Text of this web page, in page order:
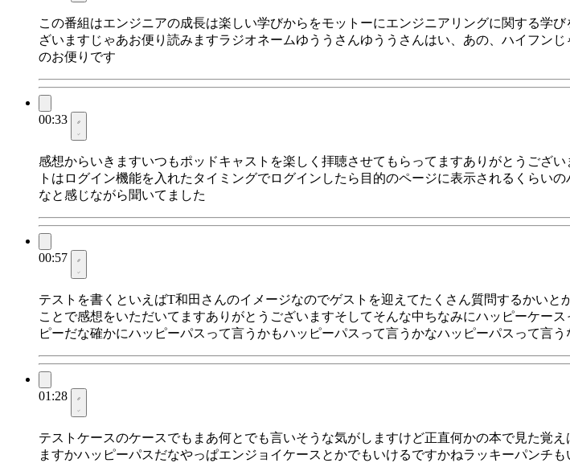
この番組はエンジニアの成長は楽しい学びからをモットーにエンジニアリングに関する学
ざいますじゃあお便り読みますラジオネームゆううさんゆううさんはい、あの、ハイフン
のお便りです
00:33
感想からいきますいつもポッドキャストを楽しく拝聴させてもらってますありがとうござ
トはログイン機能を入れたタイミングでログインしたら目的のページに表示されるくら
なと感じながら聞いてました
00:57
テストを書くといえばT和田さんのイメージなのでゲストを迎えてたくさん質問するかい
ことで感想をいただいてますありがとうございますそしてそんな中ちなみにハッピーケー
ピーだな確かにハッピーパスって言うかもハッピーパスって言うかなハッピーパスって言う
01:28
テストケースのケースでもまあ何とでも言いそうな気がしますけど正直何かの本で見た覚
ますかハッピーパスだなやっぱエンジョイケースとかでもいけるですかねラッキーパンチも